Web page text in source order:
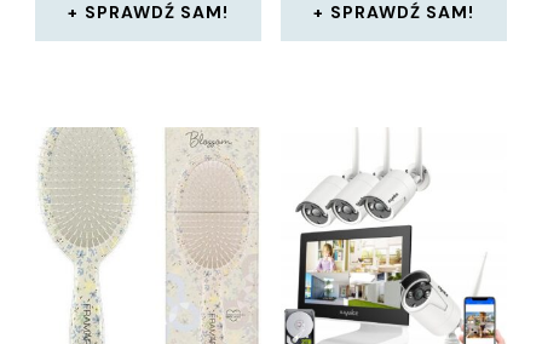
SPRAWDŹ SAM! SPRAWDŹ SAM!